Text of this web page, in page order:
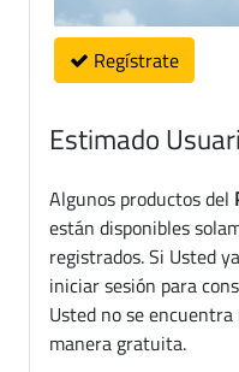
Regístrate
Estimado
Algunos productos del
están disponibles
registrados. Si Usted
iniciar sesión para
Usted no se
manera gratuita.